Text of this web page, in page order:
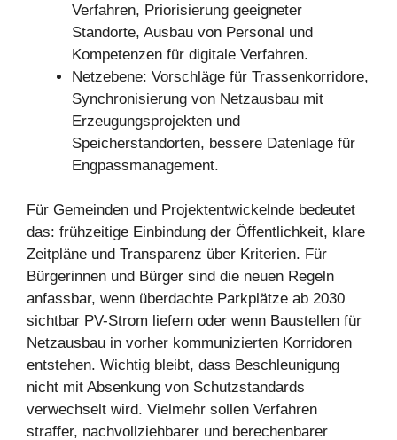
Verfahren, Priorisierung geeigneter
Standorte, Ausbau von Personal und
Kompetenzen für digitale Verfahren.
Netzebene: Vorschläge für Trassenkorridore,
Synchronisierung von Netzausbau mit
Erzeugungsprojekten und
Speicherstandorten, bessere Datenlage für
Engpassmanagement.
Für Gemeinden und Projektentwickelnde bedeutet
das: frühzeitige Einbindung der Öffentlichkeit, klare
Zeitpläne und Transparenz über Kriterien. Für
Bürgerinnen und Bürger sind die neuen Regeln
anfassbar, wenn überdachte Parkplätze ab 2030
sichtbar PV-Strom liefern oder wenn Baustellen für
Netzausbau in vorher kommunizierten Korridoren
entstehen. Wichtig bleibt, dass Beschleunigung
nicht mit Absenkung von Schutzstandards
verwechselt wird. Vielmehr sollen Verfahren
straffer, nachvollziehbarer und berechenbarer